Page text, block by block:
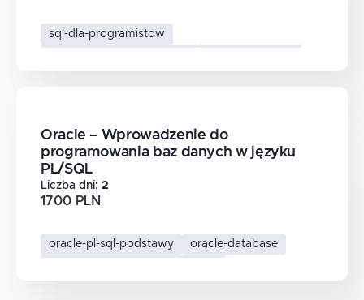
sql-dla-programistow
Oracle – Wprowadzenie do
programowania baz danych w języku
PL/SQL
Liczba dni: 2
1700 PLN
oracle-pl-sql-podstawy
oracle-database